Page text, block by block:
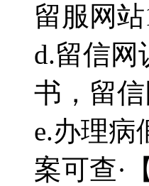
留服网
d.留信网
书，留
e.办理病
案可查·